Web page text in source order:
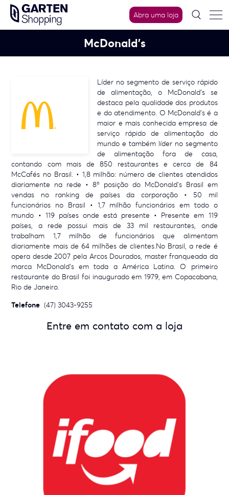
Skip
content
Abra uma loja
McDonald’s
Líder no segmento de serviço rápido
de alimentação, o McDonald's se
destaca pela qualidade dos produtos
e do atendimento. O McDonald's é a
maior e mais conhecida empresa de
serviço rápido de alimentação do
mundo e também líder no segmento
de alimentação fora de casa,
contando com mais de 850 restaurantes e cerca de 84
McCafés no Brasil. • 1,8 milhão: número de clientes atendidos
diariamente na rede • 8º posição do McDonald’s Brasil em
vendas no ranking de países da corporação • 50 mil
funcionários no Brasil • 1,7 milhão funcionários em todo o
mundo • 119 países onde está presente • Presente em 119
países, a rede possui mais de 33 mil restaurantes, onde
trabalham 1,7 milhão de funcionários que alimentam
diariamente mais de 64 milhões de clientes.No Brasil, a rede é
opera desde 2007 pela Arcos Dourados, master franqueada da
marca McDonald’s em toda a América Latina. O primeiro
restaurante do Brasil foi inaugurado em 1979, em Copacabana,
Rio de Janeiro.
Telefone (47) 3043-9255
Entre em contato com a loja